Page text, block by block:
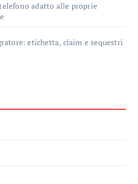
adatto alle proprie
etichetta, claim e sequestri